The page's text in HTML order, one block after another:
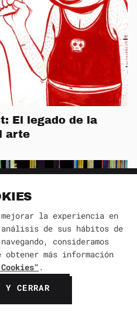
El legado de la
arte
la experiencia en
de sus hábitos de
consideramos
obtener más información
.
Y CERRAR